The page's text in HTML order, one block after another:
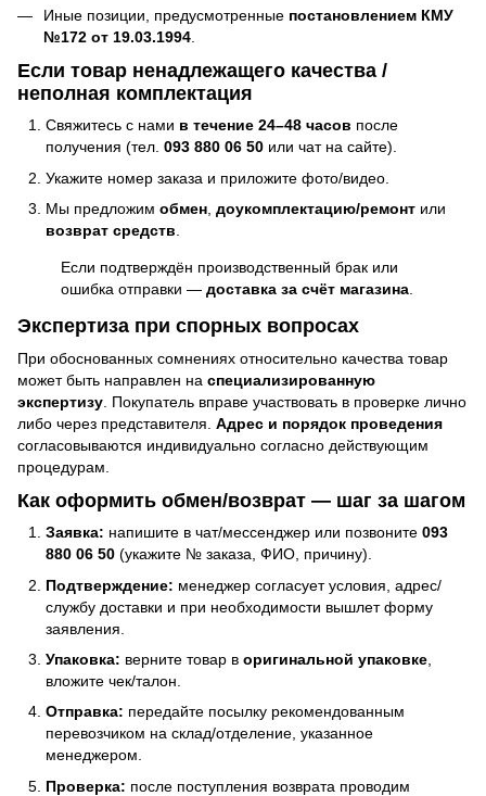
Иные позиции, предусмотренные постановлением КМУ
№172 от 19.03.1994
Если товар ненадлежащего качества /
неполная комплектация
Свяжитесь с нами в течение 24–48 часов после
получения (тел. 093 880 06 50 или чат на сайте).
Укажите номер заказа и приложите фото/видео.
Мы предложим обмен доукомплектацию/ремонт или
возврат средств
Если подтверждён производственный брак или
ошибка отправки — доставка за счёт магазина
Экспертиза при спорных вопросах
При обоснованных сомнениях относительно качества товар
может быть направлен на специализированную
экспертизу . Покупатель вправе участвовать в проверке лично
либо через представителя. Адрес и порядок проведения
согласовываются индивидуально согласно действующим
процедурам.
Как оформить обмен/возврат — шаг за шагом
Заявка: напишите в чат/мессенджер или позвоните 093
880 06 50 (укажите № заказа, ФИО, причину).
Подтверждение: менеджер согласует условия, адрес/
службу доставки и при необходимости вышлет форму
заявления.
Упаковка: верните товар в оригинальной упаковке
вложите чек/талон.
Отправка: передайте посылку рекомендованным
перевозчиком на склад/отделение, указанное
менеджером.
Проверка: после поступления возврата проводим